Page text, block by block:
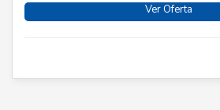
Ver Oferta